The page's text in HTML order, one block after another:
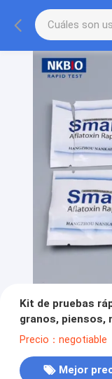
Kit de pruebas
granos, piensos,
Precio：negotiable
Mejor